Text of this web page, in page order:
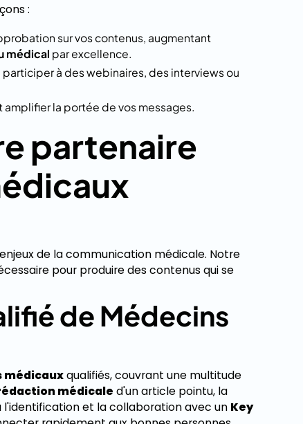
:
sur vos contenus, augmentant
médical par excellence.
à des webinaires, des interviews ou
la portée de vos messages.
partenaire
de la communication médicale. Notre
pour produire des contenus qui se
de Médecins
médicauxqualifiés, couvrant une multitude
médicale d'un article pointu, la
l'identification et la collaboration avec un Key